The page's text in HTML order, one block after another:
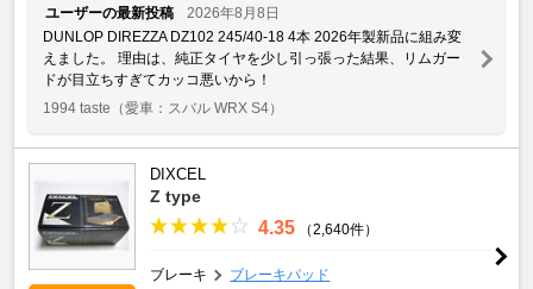
ユーザーの最新投稿
2026年8月8日
DUNLOP DIREZZA DZ102 245/40-18 4本 2026年製新品に組み変
えました。 理由は、純正タイヤを少し引っ張った結果、リムガー
ドが目立ちすぎてカッコ悪いから！
1994 taste （愛車：スバル WRX S4）
DIXCEL
Z type
4.35 （2,640件）
ブレーキ ブレーキパッド